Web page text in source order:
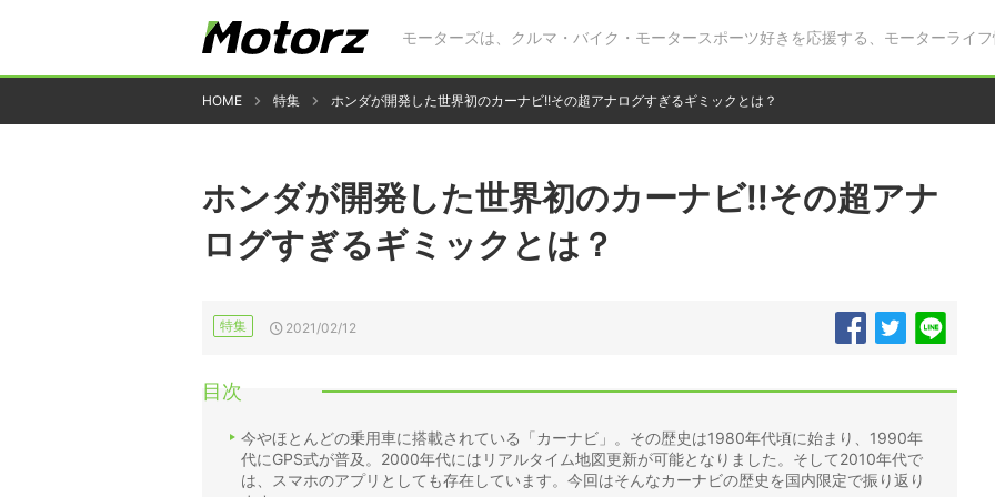
モーターズは、クルマ・バイク・モータースポーツ好きを応援する、モーターライフ
HOME 特集 ホンダが開発した世界初のカーナビ!!その超アナログすぎるギミックとは？
ホンダが開発した世界初のカーナビ!!その超アナ
ログすぎるギミックとは？
特集 2021/02/12
目次
今やほとんどの乗用車に搭載されている「カーナビ」。その歴史は1980年代頃に始まり、1990年
代にGPS式が普及。2000年代にはリアルタイム地図更新が可能となりました。そして2010年代で
は、スマホのアプリとしても存在しています。今回はそんなカーナビの歴史を国内限定で振り返り